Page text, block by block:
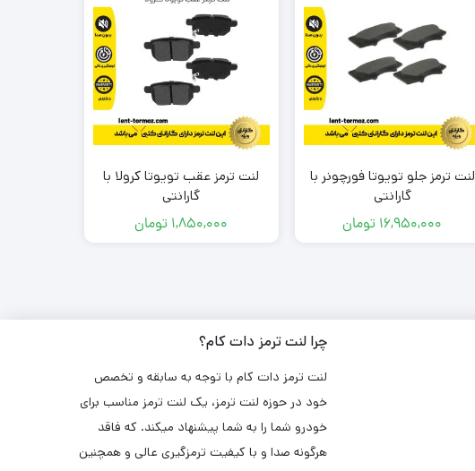
لنت ترمز جلو تویوتا فورچونر با
گارانتی
16,950,000 تومان
لنت ترمز عقب تویوتا کرولا با
گارانتی
1,850,000 تومان
چرا لنت ترمز دات کام؟
لنت ترمز دات کام با توجه به سابقه و تخصص
خود در حوزه لنت ترمز، یک لنت ترمز مناسب برای
خودرو شما را به شما پیشنهاد میکند. که فاقد
هرگونه صدا و با کیفیت ترمزگیری عالی و همچنین